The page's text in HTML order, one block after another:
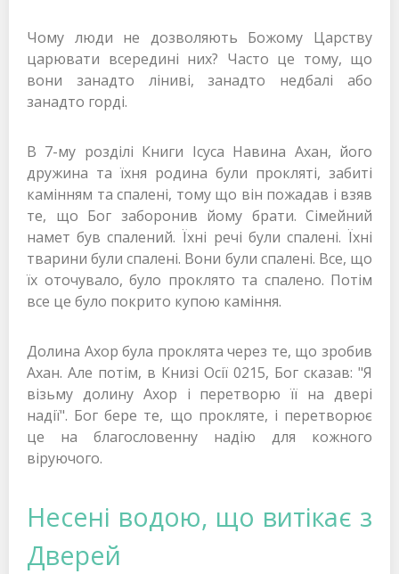
Чому люди не дозволяють Божому Царству
царювати всередині них? Часто це тому, що
вони занадто ліниві, занадто недбалі або
занадто горді.
В 7-му розділі Книги Ісуса Навина Ахан, його
дружина та їхня родина були прокляті, забиті
камінням та спалені, тому що він пожадав і взяв
те, що Бог заборонив йому брати. Сімейний
намет був спалений. Їхні речі були спалені. Їхні
тварини були спалені. Вони були спалені. Все, що
їх оточувало, було проклято та спалено. Потім
все це було покрито купою каміння.
Долина Ахор була проклята через те, що зробив
Ахан. Але потім, в Книзі Осії 0215, Бог сказав: "Я
візьму долину Ахор і перетворю її на двері
надії". Бог бере те, що прокляте, і перетворює
це на благословенну надію для кожного
віруючого.
Несені водою, що витікає з
Дверей